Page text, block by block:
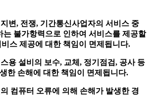
변, 전쟁, 기간통신사업자의 서비스 중
는 불가항력으로 인하여 서비스를 제공할
스 제공에 대한 책임이 면제됩니다.
용 설비의 보수, 교체, 정기점검, 공사 등
한 손해에 대한 책임이 면제됩니다.
컴퓨터 오류에 의해 손해가 발생한 경